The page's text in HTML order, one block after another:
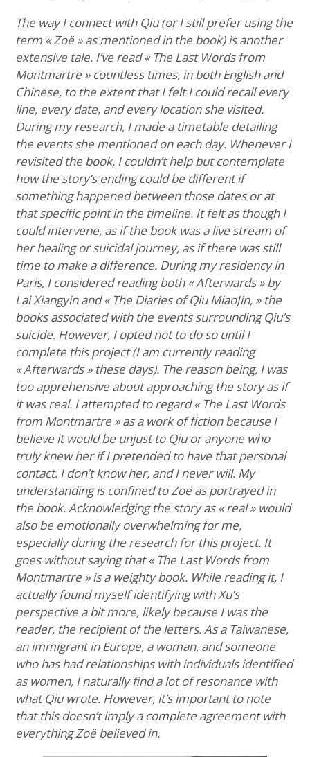
The way I connect with Qiu (or I still prefer using the
term « Zoë » as mentioned in the book) is another
extensive tale. I’ve read « The Last Words from
Montmartre » countless times, in both English and
Chinese, to the extent that I felt I could recall every
line, every date, and every location she visited.
During my research, I made a timetable detailing
the events she mentioned on each day. Whenever I
revisited the book, I couldn’t help but contemplate
how the story’s ending could be different if
something happened between those dates or at
that specific point in the timeline. It felt as though I
could intervene, as if the book was a live stream of
her healing or suicidal journey, as if there was still
time to make a difference. During my residency in
Paris, I considered reading both « Afterwards » by
Lai Xiangyin and « The Diaries of Qiu MiaoJin, » the
books associated with the events surrounding Qiu’s
suicide. However, I opted not to do so until I
complete this project (I am currently reading
« Afterwards » these days). The reason being, I was
too apprehensive about approaching the story as if
it was real. I attempted to regard « The Last Words
from Montmartre » as a work of fiction because I
believe it would be unjust to Qiu or anyone who
truly knew her if I pretended to have that personal
contact. I don’t know her, and I never will. My
understanding is confined to Zoë as portrayed in
the book. Acknowledging the story as « real » would
also be emotionally overwhelming for me,
especially during the research for this project. It
goes without saying that « The Last Words from
Montmartre » is a weighty book. While reading it, I
actually found myself identifying with Xu’s
perspective a bit more, likely because I was the
reader, the recipient of the letters. As a Taiwanese,
an immigrant in Europe, a woman, and someone
who has had relationships with individuals identified
as women, I naturally find a lot of resonance with
what Qiu wrote. However, it’s important to note
that this doesn’t imply a complete agreement with
everything Zoë believed in.